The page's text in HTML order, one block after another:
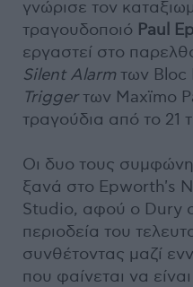
γνώρισε τον
τραγουδοποιό Paul
εργαστεί στο
Silent Alarm των Bloc
Triggerτων Maxïmo
τραγούδια από το 21
Οι δυο τους
ξανά στο Epworth's
Studio, αφού ο Dury
περιοδεία του
συνθέτοντας μαζί
που φαίνεται να